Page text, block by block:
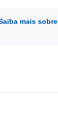
mais sobre